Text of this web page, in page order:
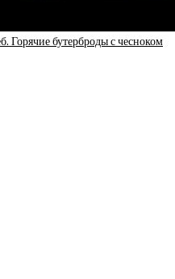
Горячие бутерброды с чесноком